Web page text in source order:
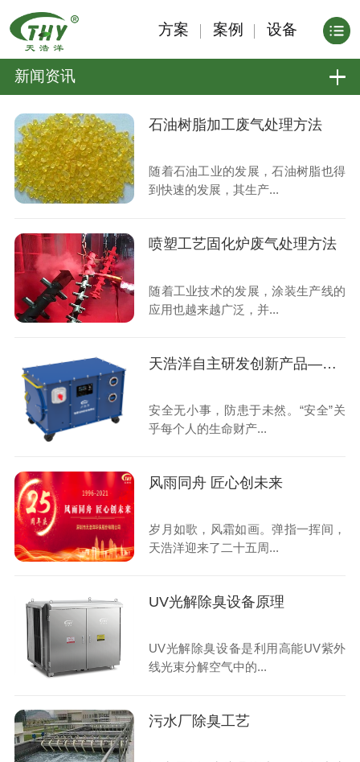
方案 案例 设备
新闻资讯
石油树脂加工废气处理方法
随着石油工业的发展，石油树脂也得
到快速的发展，其生产...
喷塑工艺固化炉废气处理方法
随着工业技术的发展，涂装生产线的
应用也越来越广泛，并...
天浩洋自主研发创新产品——有限空间生命保障仪
安全无小事，防患于未然。“安全”关
乎每个人的生命财产...
风雨同舟 匠心创未来
岁月如歌，风霜如画。弹指一挥间，
天浩洋迎来了二十五周...
UV光解除臭设备原理
UV光解除臭设备是利用高能UV紫外
线光束分解空气中的...
污水厂除臭工艺